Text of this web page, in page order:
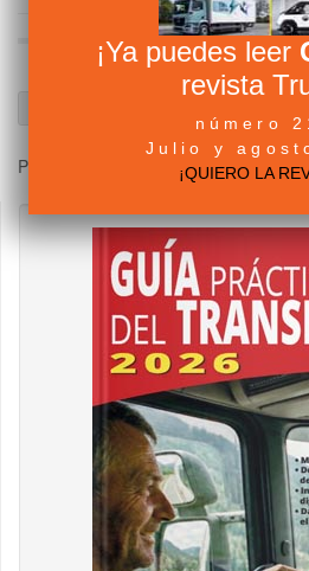
Página 7 de 180
¡Ya puedes leer
revista
número
Julio y
¡QUIERO LA